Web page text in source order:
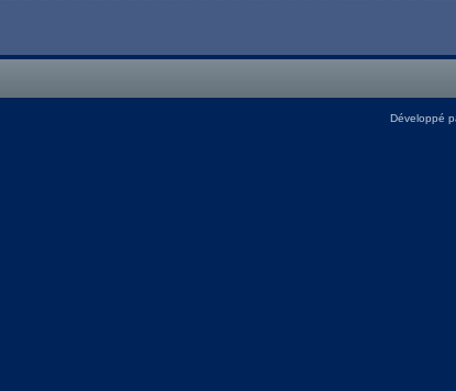
Développé